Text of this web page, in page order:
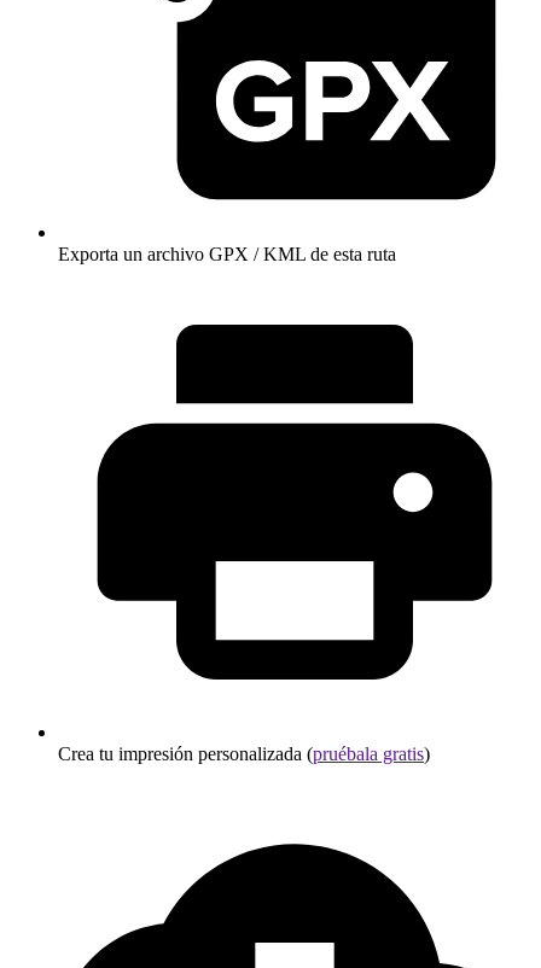
Exporta un archivo GPX / KML de esta ruta
Crea tu impresión personalizada (pruébala gratis)